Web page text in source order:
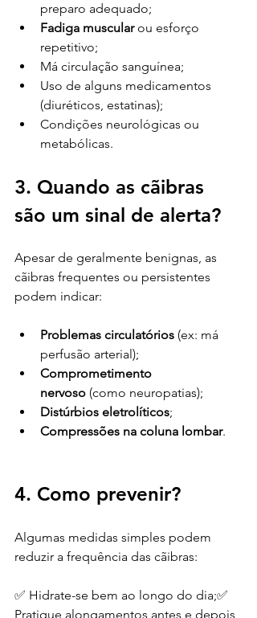
preparo adequado;
Fadiga muscular ou esforço
repetitivo;
Má circulação sanguínea;
Uso de alguns medicamentos
(diuréticos, estatinas);
Condições neurológicas ou
metabólicas.
3. Quando as cãibras
são um sinal de alerta?
Apesar de geralmente benignas, as
cãibras frequentes ou persistentes
podem indicar:
Problemas circulatórios (ex: má
perfusão arterial);
Comprometimento
nervoso (como neuropatias);
Distúrbios eletrolíticos;
Compressões na coluna lombar.
4. Como prevenir?
Algumas medidas simples podem
reduzir a frequência das cãibras:
✅ Hidrate-se bem ao longo do dia;✅
Pratique alongamentos antes e depois